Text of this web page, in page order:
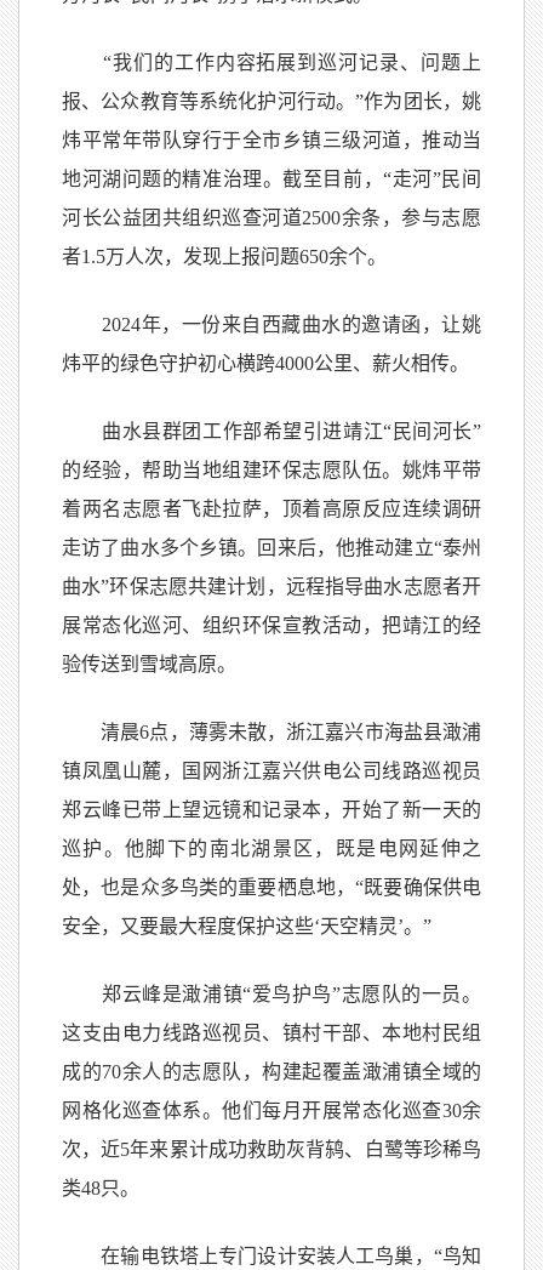
“我们的工作内容拓展到巡河记录、问题上
报、公众教育等系统化护河行动。”作为团长，姚
炜平常年带队穿行于全市乡镇三级河道，推动当
地河湖问题的精准治理。截至目前，“走河”民间
河长公益团共组织巡查河道2500余条，参与志愿
者1.5万人次，发现上报问题650余个。
2024年，一份来自西藏曲水的邀请函，让姚
炜平的绿色守护初心横跨4000公里、薪火相传。
曲水县群团工作部希望引进靖江“民间河长”
的经验，帮助当地组建环保志愿队伍。姚炜平带
着两名志愿者飞赴拉萨，顶着高原反应连续调研
走访了曲水多个乡镇。回来后，他推动建立“泰州
曲水”环保志愿共建计划，远程指导曲水志愿者开
展常态化巡河、组织环保宣教活动，把靖江的经
验传送到雪域高原。
清晨6点，薄雾未散，浙江嘉兴市海盐县澉浦
镇凤凰山麓，国网浙江嘉兴供电公司线路巡视员
郑云峰已带上望远镜和记录本，开始了新一天的
巡护。他脚下的南北湖景区，既是电网延伸之
处，也是众多鸟类的重要栖息地，“既要确保供电
安全，又要最大程度保护这些‘天空精灵’。”
郑云峰是澉浦镇“爱鸟护鸟”志愿队的一员。
这支由电力线路巡视员、镇村干部、本地村民组
成的70余人的志愿队，构建起覆盖澉浦镇全域的
网格化巡查体系。他们每月开展常态化巡查30余
次，近5年来累计成功救助灰背鸫、白鹭等珍稀鸟
类48只。
在输电铁塔上专门设计安装人工鸟巢，“鸟知